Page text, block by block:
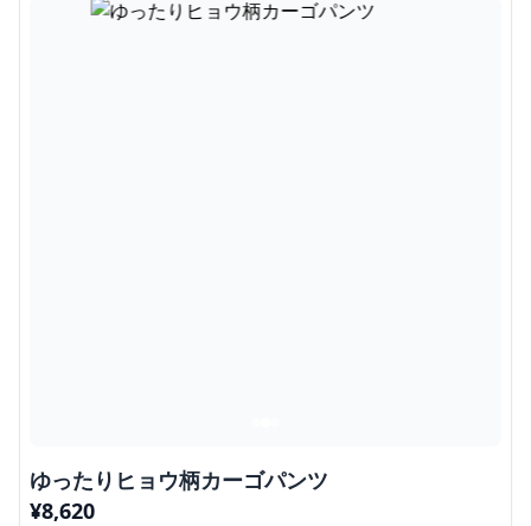
ゆったりヒョウ柄カーゴパンツ
¥8,620